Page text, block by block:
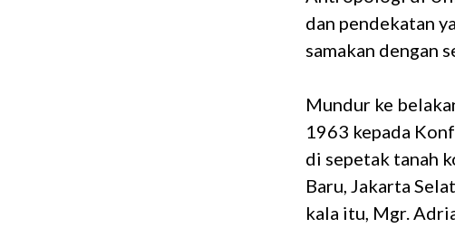
dan pendekatan
samakan dengan
Mundur ke
1963 kepada
di sepetak tanah
Baru, Jakarta
kala itu, Mgr.